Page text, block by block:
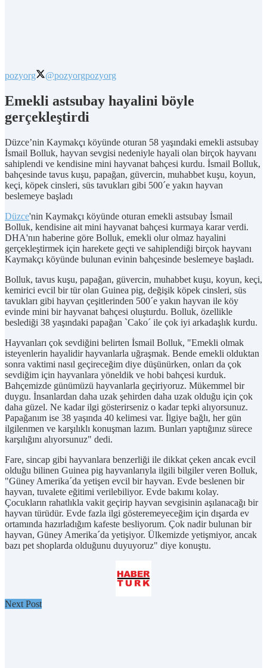
pozyorg @pozyorgpozyorg
Emekli astsubay hayalini böyle
gerçekleştirdi
Düzce’nin Kaymakçı köyünde oturan 58 yaşındaki emekli astsubay
İsmail Bolluk, hayvan sevgisi nedeniyle hayali olan birçok hayvanı
sahiplendi ve kendisine mini hayvanat bahçesi kurdu. İsmail Bolluk,
bahçesinde tavus kuşu, papağan, güvercin, muhabbet kuşu, koyun,
keçi, köpek cinsleri, süs tavukları gibi 500´e yakın hayvan
beslemeye başladı
Düzce'nin Kaymakçı köyünde oturan emekli astsubay İsmail
Bolluk, kendisine ait mini hayvanat bahçesi kurmaya karar verdi.
DHA'nın haberine göre Bolluk, emekli olur olmaz hayalini
gerçekleştirmek için harekete geçti ve sahiplendiği birçok hayvanı
Kaymakçı köyünde bulunan evinin bahçesinde beslemeye başladı.
Bolluk, tavus kuşu, papağan, güvercin, muhabbet kuşu, koyun, keçi,
kemirici evcil bir tür olan Guinea pig, değişik köpek cinsleri, süs
tavukları gibi hayvan çeşitlerinden 500´e yakın hayvan ile köy
evinde mini bir hayvanat bahçesi oluşturdu. Bolluk, özellikle
beslediği 38 yaşındaki papağan `Cako´ ile çok iyi arkadaşlık kurdu.
Hayvanları çok sevdiğini belirten İsmail Bolluk, "Emekli olmak
isteyenlerin hayalidir hayvanlarla uğraşmak. Bende emekli olduktan
sonra vaktimi nasıl geçireceğim diye düşünürken, onları da çok
sevdiğim için hayvanlara yöneldik ve hobi bahçesi kurduk.
Bahçemizde günümüzü hayvanlarla geçiriyoruz. Mükemmel bir
duygu. İnsanlardan daha uzak şehirden daha uzak olduğu için çok
daha güzel. Ne kadar ilgi gösterirseniz o kadar tepki alıyorsunuz.
Papağanım ise 38 yaşında 40 kelimesi var. İlgiye bağlı, her gün
ilgilenmen ve karşılıklı konuşman lazım. Bunları yaptığınız sürece
karşılığını alıyorsunuz" dedi.
Fare, sincap gibi hayvanlara benzerliği ile dikkat çeken ancak evcil
olduğu bilinen Guinea pig hayvanlarıyla ilgili bilgiler veren Bolluk,
"Güney Amerika´da yetişen evcil bir hayvan. Evde beslenen bir
hayvan, tuvalete eğitimi verilebiliyor. Evde bakımı kolay.
Çocukların rahatlıkla vakit geçirip hayvan sevgisinin aşılanacağı bir
hayvan türüdür. Evde fazla ilgi gösteremeyeceğim için dışarda ev
ortamında hazırladığım kafeste besliyorum. Çok nadir bulunan bir
hayvan, Güney Amerika´da yetişiyor. Ülkemizde yetişmiyor, ancak
bazı pet shoplarda olduğunu duyuyoruz" diye konuştu.
Next Post